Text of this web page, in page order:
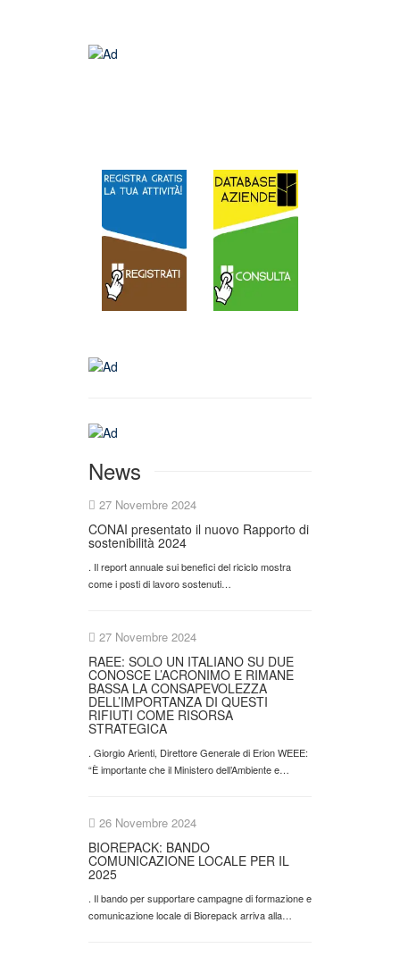
News
27 Novembre 2024
CONAI presentato il nuovo Rapporto di
sostenibilità 2024
. Il report annuale sui benefici del riciclo mostra
come i posti di lavoro sostenuti…
27 Novembre 2024
RAEE: SOLO UN ITALIANO SU DUE
CONOSCE L’ACRONIMO E RIMANE
BASSA LA CONSAPEVOLEZZA
DELL’IMPORTANZA DI QUESTI
RIFIUTI COME RISORSA
STRATEGICA
. Giorgio Arienti, Direttore Generale di Erion WEEE:
“È importante che il Ministero dell’Ambiente e…
26 Novembre 2024
BIOREPACK: BANDO
COMUNICAZIONE LOCALE PER IL
2025
. Il bando per supportare campagne di formazione e
comunicazione locale di Biorepack arriva alla…